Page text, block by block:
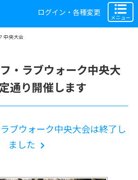
ログイン・各種変更
メニュー
中央大会
・ラブウォーク中央大
通り開催します
ブウォーク中央大会は終了し
ました